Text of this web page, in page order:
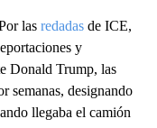
las redadas de ICE,
y
Donald Trump, las
semanas, designando
llegaba el camión